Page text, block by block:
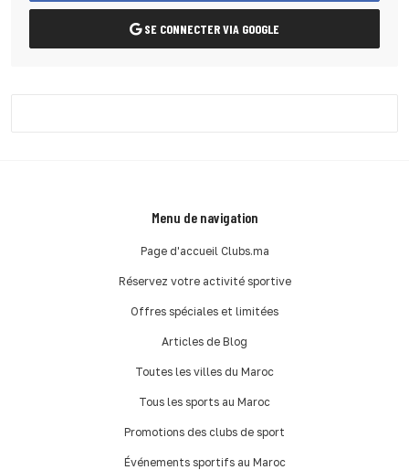
SE CONNECTER VIA GOOGLE
Menu de navigation
Page d'accueil Clubs.ma
Réservez votre activité sportive
Offres spéciales et limitées
Articles de Blog
Toutes les villes du Maroc
Tous les sports au Maroc
Promotions des clubs de sport
Événements sportifs au Maroc